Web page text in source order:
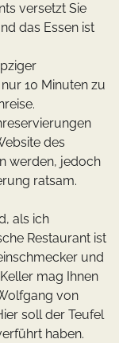
versetzt Sie
das Essen ist
10 Minuten zu
des
werden, jedoch
ratsam.
als ich
Restaurant ist
und
mag Ihnen
von
soll der Teufel
haben.